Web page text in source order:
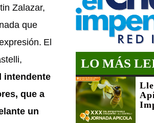
Zalazar,
que
El
intendente
que a
un
LO MÁS